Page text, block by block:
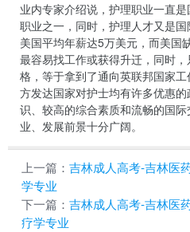
业内专家介绍说，护理职业一直
职业之一，同时，护理人才又是
美国平均年薪达5万美元，而美国
最容易找工作或获得升迁，同时
格，等于拿到了通向英联邦国家
方发达国家对护士均有许多优惠
识、较高的综合素质和流畅的国
业、发展前景十分广阔。
上一篇： 吉林成人高考-吉林医
学专业
下一篇： 吉林成人高考-吉林医
疗学专业